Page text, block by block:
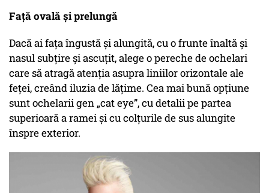
Față ovală și prelungă
Dacă ai fața îngustă și alungită, cu o frunte înaltă și
nasul subțire și ascuțit, alege o pereche de ochelari
care să atragă atenția asupra liniilor orizontale ale
feței, creând iluzia de lățime. Cea mai bună opțiune
sunt ochelarii gen „cat eye”, cu detalii pe partea
superioară a ramei și cu colțurile de sus alungite
înspre exterior.